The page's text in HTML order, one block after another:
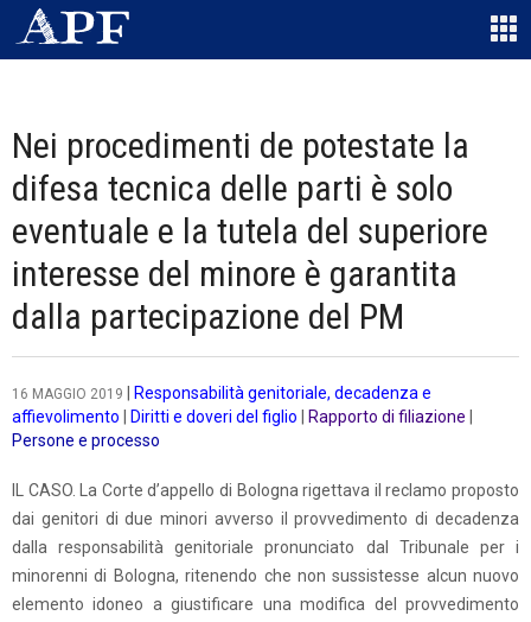
Nei procedimenti de potestate la
difesa tecnica delle parti è solo
eventuale e la tutela del superiore
interesse del minore è garantita
dalla partecipazione del PM
16 MAGGIO 2019
Responsabilità genitoriale, decadenza e
affievolimento
Diritti e doveri del figlio Rapporto di filiazione
Persone e processo
IL CASO. La Corte d’appello di Bologna rigettava il reclamo proposto
dai genitori di due minori avverso il provvedimento di decadenza
dalla responsabilità genitoriale pronunciato dal Tribunale per i
minorenni di Bologna, ritenendo che non sussistesse alcun nuovo
elemento idoneo a giustificare una modifica del provvedimento